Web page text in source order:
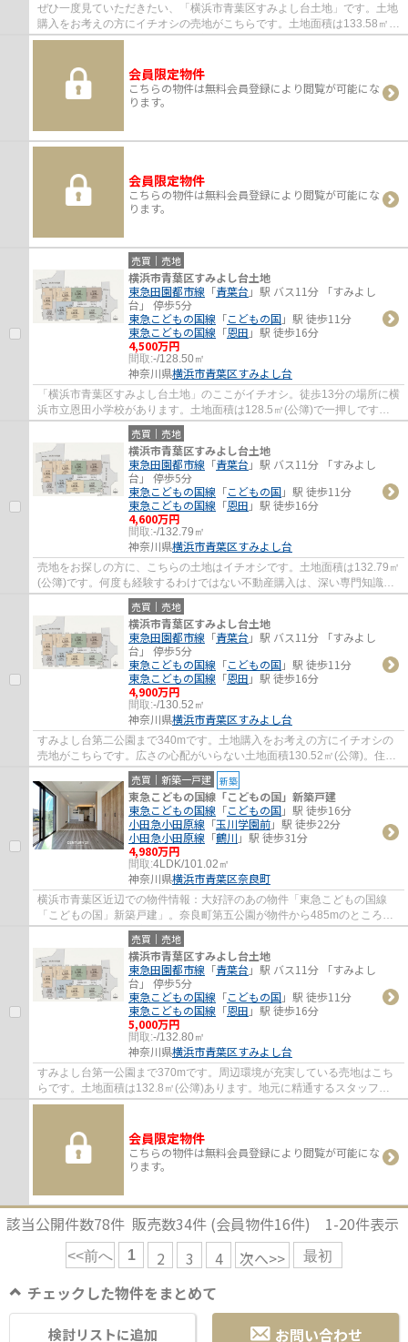
ぜひ一度見ていただきたい、「横浜市青葉区すみよし台土地」です。土地
購入をお考えの方にイチオシの売地がこちらです。土地面積は133.58㎡
(公簿)で一押しです。東急田園都市線青葉台...
会員限定物件
こちらの物件は無料会員登録により閲覧が可能にな
ります。
会員限定物件
こちらの物件は無料会員登録により閲覧が可能にな
ります。
売買｜売地
横浜市青葉区すみよし台土地
東急田園都市線 「青葉台 」駅 バス11分 「すみよし
台」 停歩5分
東急こどもの国線 「こどもの国」駅 徒歩11分
東急こどもの国線 「恩田 」駅 徒歩16分
4,500万円
間取:-/128.50㎡
神奈川県横浜市青葉区すみよし台
「横浜市青葉区すみよし台土地」のここがイチオシ。徒歩13分の場所に横
浜市立恩田小学校があります。土地面積は128.5㎡(公簿)で一押しです。
コチラは売地の情報となっています。土地購...
売買｜売地
横浜市青葉区すみよし台土地
東急田園都市線 「青葉台 」駅 バス11分 「すみよし
台」 停歩5分
東急こどもの国線 「こどもの国」駅 徒歩11分
東急こどもの国線 「恩田 」駅 徒歩16分
4,600万円
間取:-/132.79㎡
神奈川県横浜市青葉区すみよし台
売地をお探しの方に、こちらの土地はイチオシです。土地面積は132.79㎡
(公簿)です。何度も経験するわけではない不動産購入は、深い専門知識も
必要になる場面があります。知識と経験豊...
売買｜売地
横浜市青葉区すみよし台土地
東急田園都市線 「青葉台 」駅 バス11分 「すみよし
台」 停歩5分
東急こどもの国線 「こどもの国」駅 徒歩11分
東急こどもの国線 「恩田 」駅 徒歩16分
4,900万円
間取:-/130.52㎡
神奈川県横浜市青葉区すみよし台
すみよし台第二公園まで340mです。土地購入をお考えの方にイチオシの
売地がこちらです。広さの心配がいらない土地面積130.52㎡(公簿)。住環
境の良い横浜市青葉区エリアの不動産探しは...
売買｜新築一戸建 新築
東急こどもの国線「こどもの国」新築戸建
東急こどもの国線 「こどもの国」駅 徒歩16分
小田急小田原線 「玉川学園前」駅 徒歩22分
小田急小田原線 「鶴川 」駅 徒歩31分
4,980万円
間取:4LDK/101.02㎡
神奈川県横浜市青葉区奈良町
横浜市青葉区近辺での物件情報：大好評のあの物件「東急こどもの国線
「こどもの国」新築戸建」。奈良町第五公園が物件から485mのところに
あります。一生に一度のマイホーム探しは、ぜ...
売買｜売地
横浜市青葉区すみよし台土地
東急田園都市線 「青葉台 」駅 バス11分 「すみよし
台」 停歩5分
東急こどもの国線 「こどもの国」駅 徒歩11分
東急こどもの国線 「恩田 」駅 徒歩16分
5,000万円
間取:-/132.80㎡
神奈川県横浜市青葉区すみよし台
すみよし台第一公園まで370mです。周辺環境が充実している売地はこち
らです。土地面積は132.8㎡(公簿)あります。地元に精通するスタッフの
揃う当社は、不動産情報の鮮度と濃さが違いま...
会員限定物件
こちらの物件は無料会員登録により閲覧が可能にな
ります。
該当公開件数78件 販売数34件 (会員物件16件) 1-20件表示
<<前へ 1 2 3 4 次へ>> 最初
チェックした物件をまとめて
お問い合わせ
検討リストに追加